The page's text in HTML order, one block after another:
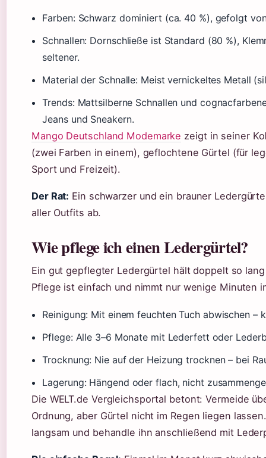
Farben: Schwarz dominiert (ca. 40 %), gefolgt
Schnallen: Dornschließe ist Standard (80 %),
seltener.
Material der Schnalle: Meist vernickeltes Metall
Trends: Mattsilberne Schnallen und
Jeans und Sneakern.
Mango Deutschland Modemarke zeigt in seiner
(zwei Farben in einem), geflochtene Gürtel (für
Sport und Freizeit).
Der Rat: Ein schwarzer und ein brauner
aller Outfits ab.
Wie pflege ich einen Ledergürtel?
Ein gut gepflegter Ledergürtel hält doppelt so
Pflege ist einfach und nimmt nur wenige Minuten
Reinigung: Mit einem feuchten Tuch abwischen –
Pflege: Alle 3–6 Monate mit Lederfett oder
Trocknung: Nie auf der Heizung trocknen – bei
Lagerung: Hängend oder flach, nicht
Die WELT.de Vergleichsportal betont: Vermeide
Ordnung, aber Gürtel nicht im Regen liegen
langsam und behandle ihn anschließend mit